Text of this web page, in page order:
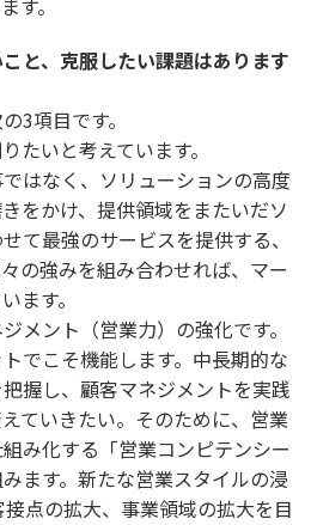
す。
と、克服したい課題はあります
3項目です。
たいと考えています。
はなく、ソリューションの高度
をかけ、提供領域をまたいだソ
て最強のサービスを提供する、
の強みを組み合わせれば、マー
ます。
メント（営業力）の強化です。
でこそ機能します。中長期的な
握し、顧客マネジメントを実践
ていきたい。そのために、営業
み化する「営業コンピテンシー
ます。新たな営業スタイルの浸
点の拡大、事業領域の拡大を目